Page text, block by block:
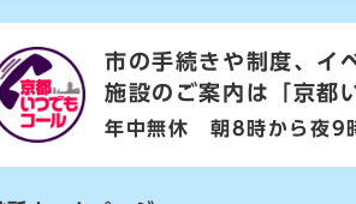
市の手続きや制度、イ
施設のご案内は
「京都
年中無休 朝8時から夜9